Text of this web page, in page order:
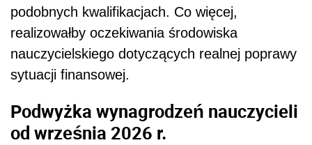
podobnych kwalifikacjach. Co więcej,
realizowałby oczekiwania środowiska
nauczycielskiego dotyczących realnej poprawy
sytuacji finansowej.
Podwyżka wynagrodzeń nauczycieli
od września 2026 r.